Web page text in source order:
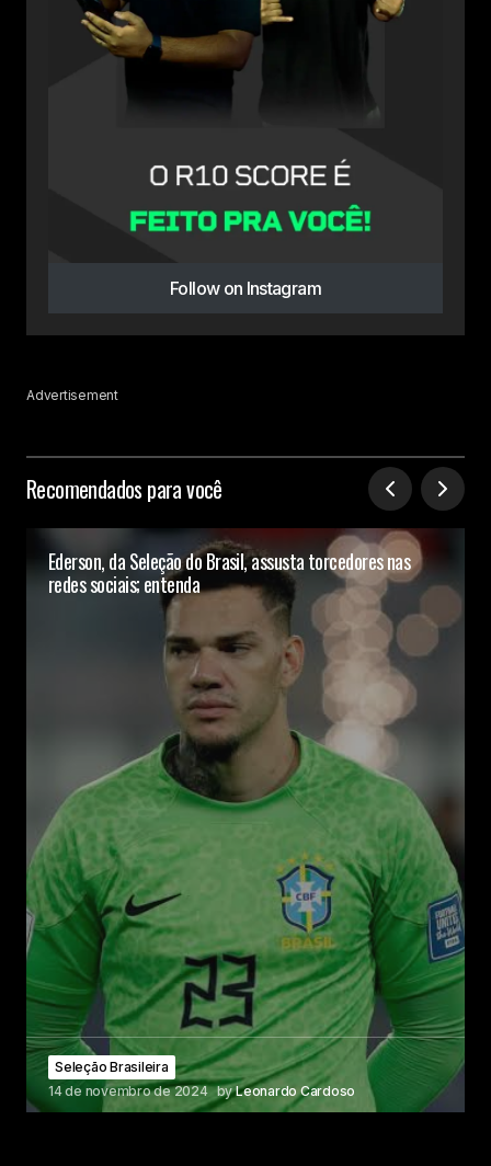
Follow on Instagram
Advertisement
Recomendados para você
Ederson, da Seleção do Brasil, assusta torcedores nas
redes sociais; entenda
Seleção Brasileira
14 de novembro de 2024 byLeonardo Cardoso